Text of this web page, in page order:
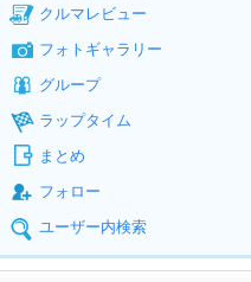
クルマレビュー
フォトギャラリー
グループ
ラップタイム
まとめ
フォロー
ユーザー内検索